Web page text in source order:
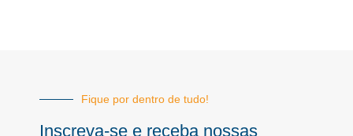
Fique por dentro de tudo!
Inscreva-se e receba nossas